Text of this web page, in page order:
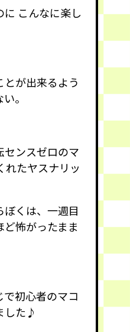
こんなに楽し
が出来るよう
。
センスゼロのマ
れたヤスナリッ
くは、一週目
怖がったまま
で初心者のマコ
した♪